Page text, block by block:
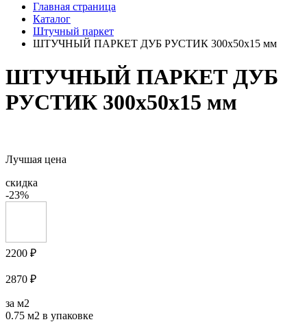
Главная страница
Каталог
Штучный паркет
ШТУЧНЫЙ ПАРКЕТ ДУБ РУСТИК 300x50x15 мм
ШТУЧНЫЙ ПАРКЕТ ДУБ
РУСТИК 300x50x15 мм
Лучшая цена
скидка
-23%
2200 ₽
2870 ₽
за м2
0.75 м2 в упаковке